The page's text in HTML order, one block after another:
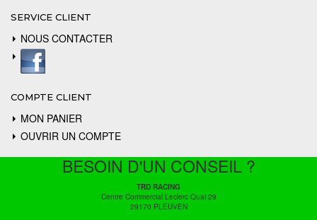
SERVICE CLIENT
NOUS CONTACTER
COMPTE CLIENT
MON PANIER
OUVRIR UN COMPTE
BESOIN D'UN CONSEIL ?
TRD RACING
Centre Commercial Leclerc Quai 29
29170 PLEUVEN